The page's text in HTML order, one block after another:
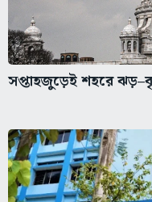
সপ্তাহজুড়েই শহরে